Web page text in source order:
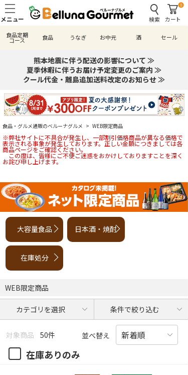
検索
0
カート
食品定期
コース 食品 うなぎ お中元 酒 セール
熊本地震に伴う配送の影響について ≫
夏季休暇に伴うお届け予定変更のご案内 ≫
クール代金・離島追加送料改定のお知らせ ≫
食品・グルメ通販のベルーナグルメ > WEB限定商品
※弊社サイトに不具合が発生し、一部割引価格商品が異なる価格で
表示される事象が発生しております。正しい金額につきましては各
商品ページをご確認ください。
この度は、皆様にご不便ご迷惑をおかけしておりますことを深く
お詫び申し上げます。
大容量食品 日本酒・焼酎
在庫処分
WEB限定商品
カテゴリを選択 条件で絞り込む
対象商品 50件 並べ替え
在庫ありのみ